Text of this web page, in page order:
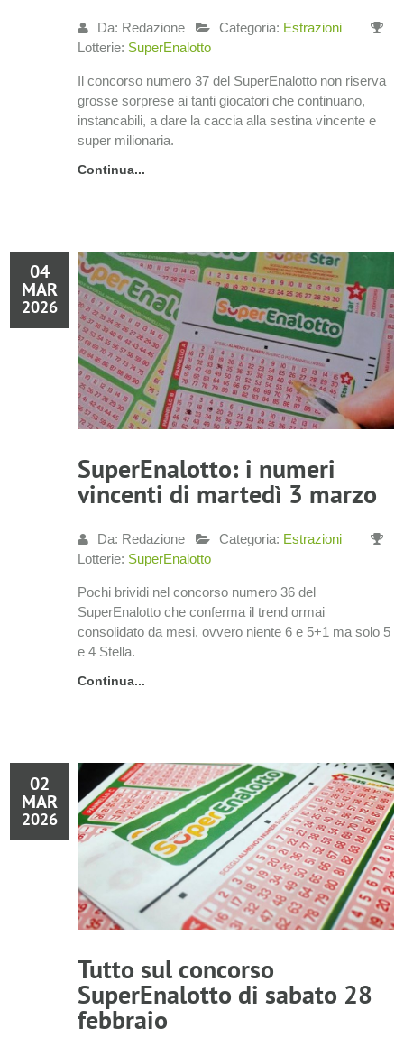
Da: Redazione Categoria: Estrazioni
Lotterie: SuperEnalotto
Il concorso numero 37 del SuperEnalotto non riserva
grosse sorprese ai tanti giocatori che continuano,
instancabili, a dare la caccia alla sestina vincente e
super milionaria.
Continua...
04
MAR
2026
SuperEnalotto: i numeri
vincenti di martedì 3 marzo
Da: Redazione Categoria: Estrazioni
Lotterie: SuperEnalotto
Pochi brividi nel concorso numero 36 del
SuperEnalotto che conferma il trend ormai
consolidato da mesi, ovvero niente 6 e 5+1 ma solo 5
e 4 Stella.
Continua...
02
MAR
2026
Tutto sul concorso
SuperEnalotto di sabato 28
febbraio